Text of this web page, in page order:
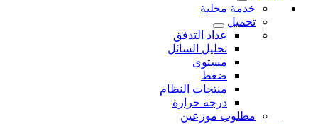
خدمة محلية
تحميل
عداد التدفق
تحليل السائل
مستوى
ضغط
منتجات النظام
درجة حرارة
مطلوب موزعين